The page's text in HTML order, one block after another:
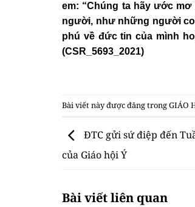
em: “Chúng ta hãy ước
người, như những người
phú về đức tin của mình
(CSR_5693_2021)
Bài viết này được đăng trongGIÁO
ĐTC gửi sứ điệp đến
của Giáo hội Ý
Bài viết liên quan